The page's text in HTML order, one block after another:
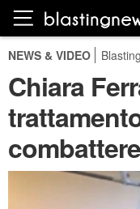
NEWS & VIDEO
Chiara